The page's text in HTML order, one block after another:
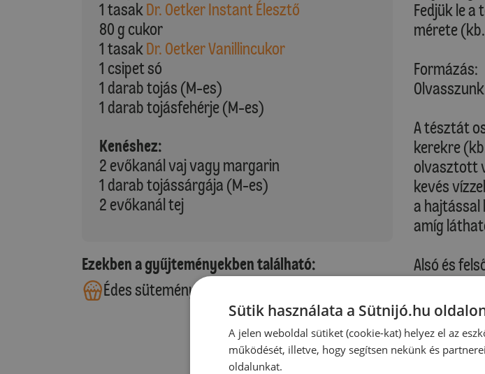
1 tasakDr. Oetker Instant Élesztő
80 g cukor
1 tasakDr. Oetker Vanillincukor
1 csipet só
1 darab tojás (M-es)
1 darab tojásfehérje (M-es)
Kenéshez:
2 evőkanál vaj vagy margarin
1 darab tojássárgája (M-es)
2 evőkanál tej
Ezekben a gyűjteményekben található:
Édes sütemények
Fedjük le
mérete
Formázás:
A tésztát
kerekre
olvasztott
kevés
a hajtással
amíg
Alsó és
A
Sütik használata a Sütnijó.hu
A jelen weboldal sütiket (cookie-kat) helyez el az
működését, illetve, hogy segítsen nekünk és
oldalunkat.